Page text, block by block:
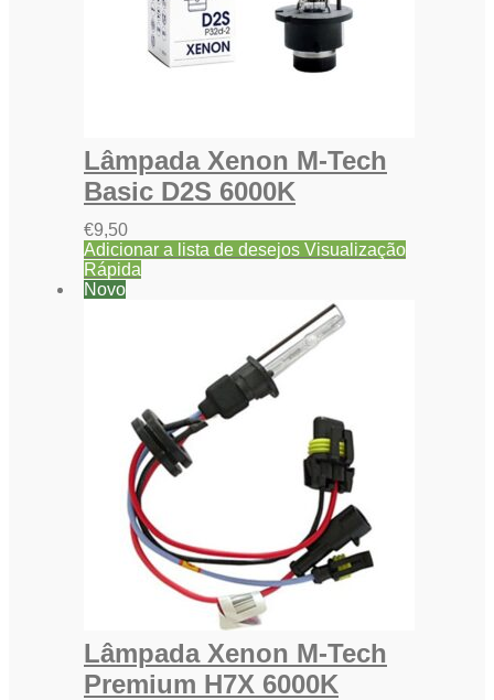
Lâmpada Xenon M-Tech
Basic D2S 6000K
€9,50
Adicionar a lista de desejos Visualização
Rápida
Novo
Lâmpada Xenon M-Tech
Premium H7X 6000K